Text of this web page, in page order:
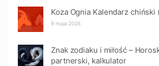
Koza Ognia Kalendarz chiński
9 maja 2026
Znak zodiaku i miłość –
partnerski, kalkulator